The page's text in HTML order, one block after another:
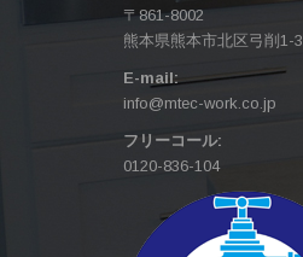
〒861-8002
熊本県熊本市北区弓削1-
E-mail:
info@mtec-work.co.jp
フリーコール:
0120-836-104